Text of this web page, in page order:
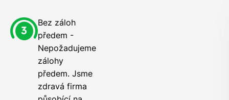
Bez záloh
předem -
Nepožadujeme
zálohy
předem. Jsme
zdravá firma